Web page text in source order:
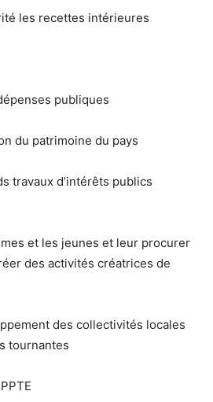
les recettes intérieures
publiques
du patrimoine du pays
travaux d’intérêts publics
et les jeunes et leur procurer
des activités créatrices de
des collectivités locales
tournantes